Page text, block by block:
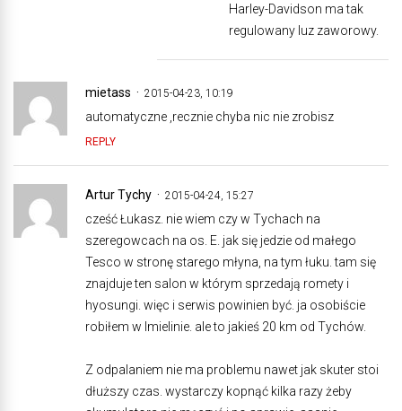
Harley-Davidson ma tak
regulowany luz zaworowy.
mietass 2015-04-23, 10:19
automatyczne ,recznie chyba nic nie zrobisz
REPLY
Artur Tychy 2015-04-24, 15:27
cześć Łukasz. nie wiem czy w Tychach na
szeregowcach na os. E. jak się jedzie od małego
Tesco w stronę starego młyna, na tym łuku. tam się
znajduje ten salon w którym sprzedają romety i
hyosungi. więc i serwis powinien być. ja osobiście
robiłem w Imielinie. ale to jakieś 20 km od Tychów.
Z odpalaniem nie ma problemu nawet jak skuter stoi
dłuższy czas. wystarczy kopnąć kilka razy żeby